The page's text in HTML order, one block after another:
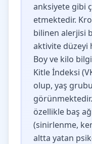
anksiyete gibi
etmektedir.
bilinen alerjisi
aktivite düzeyi
Boy ve kilo
Kitle İndeksi
olup, yaş
özellikle baş
(sinirlenme,
altta yatan